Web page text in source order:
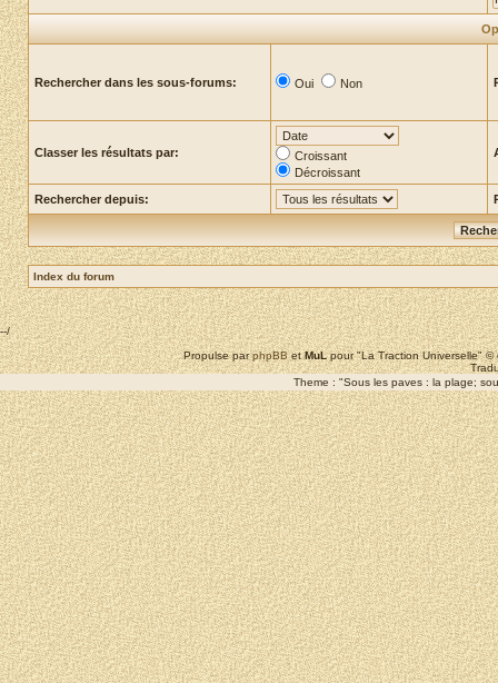
Rechercher dans les sous-forums: Oui Non
Classer les résultats par:
Croissant
Décroissant
Rechercher depuis:
Index du forum
--/
Propulse parphpBBetMuLpour "La Traction Universelle"
Theme : "Sous les paves : la plage;